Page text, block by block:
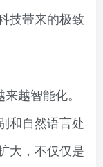
技带来的极致
越智能化。
和自然语言处
大，不仅仅是